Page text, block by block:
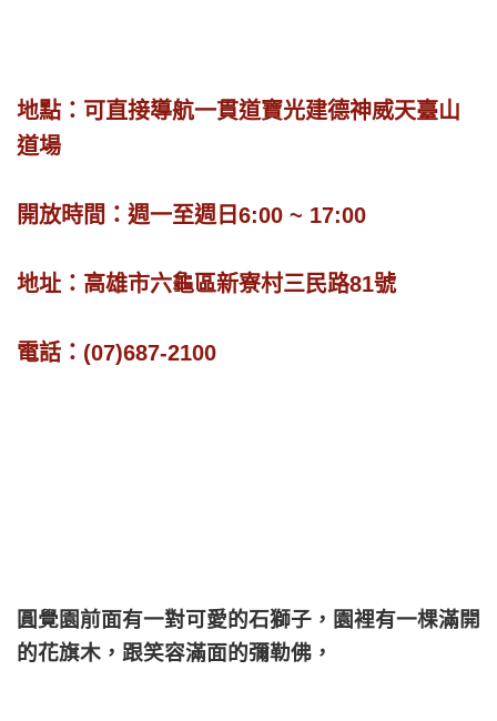
地點：可直接導航一貫道寶光建德神威天臺山
道場
開放時間：週一至週日6:00 ~ 17:00
地址：高雄市六龜區新寮村三民路81號
電話：(07)687-2100
圓覺園前面有一對可愛的石獅子，園裡有一棵滿開
的花旗木，跟笑容滿面的彌勒佛，